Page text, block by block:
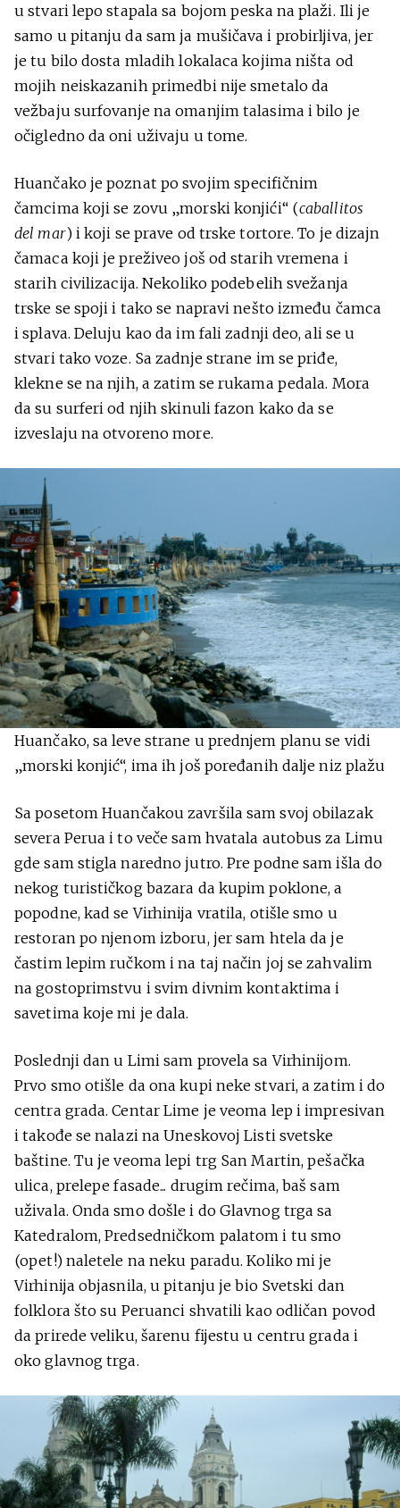
u stvari lepo stapala sa bojom peska na plaži. Ili je
samo u pitanju da sam ja mušičava i probirljiva, jer
je tu bilo dosta mladih lokalaca kojima ništa od
mojih neiskazanih primedbi nije smetalo da
vežbaju surfovanje na omanjim talasima i bilo je
očigledno da oni uživaju u tome.
Huančako je poznat po svojim specifičnim
čamcima koji se zovu „morski konjići“ (caballitos
del mar) i koji se prave od trske tortore. To je dizajn
čamaca koji je preživeo još od starih vremena i
starih civilizacija. Nekoliko podebelih svežanja
trske se spoji i tako se napravi nešto između čamca
i splava. Deluju kao da im fali zadnji deo, ali se u
stvari tako voze. Sa zadnje strane im se priđe,
klekne se na njih, a zatim se rukama pedala. Mora
da su surferi od njih skinuli fazon kako da se
izveslaju na otvoreno more.
Huančako, sa leve strane u prednjem planu se vidi
„morski konjić“, ima ih još poređanih dalje niz plažu
Sa posetom Huančakou završila sam svoj obilazak
severa Perua i to veče sam hvatala autobus za Limu
gde sam stigla naredno jutro. Pre podne sam išla do
nekog turističkog bazara da kupim poklone, a
popodne, kad se Virhinija vratila, otišle smo u
restoran po njenom izboru, jer sam htela da je
častim lepim ručkom i na taj način joj se zahvalim
na gostoprimstvu i svim divnim kontaktima i
savetima koje mi je dala.
Poslednji dan u Limi sam provela sa Virhinijom.
Prvo smo otišle da ona kupi neke stvari, a zatim i do
centra grada. Centar Lime je veoma lep i impresivan
i takođe se nalazi na Uneskovoj Listi svetske
baštine. Tu je veoma lepi trg San Martin, pešačka
ulica, prelepe fasade... drugim rečima, baš sam
uživala. Onda smo došle i do Glavnog trga sa
Katedralom, Predsedničkom palatom i tu smo
(opet!) naletele na neku paradu. Koliko mi je
Virhinija objasnila, u pitanju je bio Svetski dan
folklora što su Peruanci shvatili kao odličan povod
da prirede veliku, šarenu fijestu u centru grada i
oko glavnog trga.